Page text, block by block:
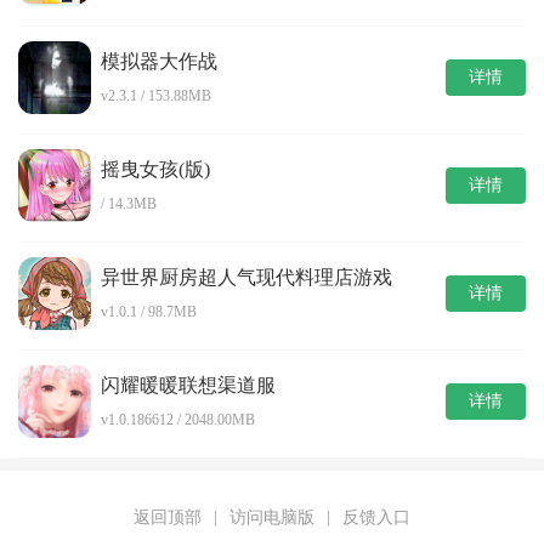
模拟器大作战
v2.3.1 / 153.88MB
详情
摇曳女孩(版)
/ 14.3MB
详情
异世界厨房超人气现代料理店游戏
v1.0.1 / 98.7MB
详情
闪耀暖暖联想渠道服
v1.0.186612 / 2048.00MB
详情
返回顶部 | 访问电脑版 | 反馈入口